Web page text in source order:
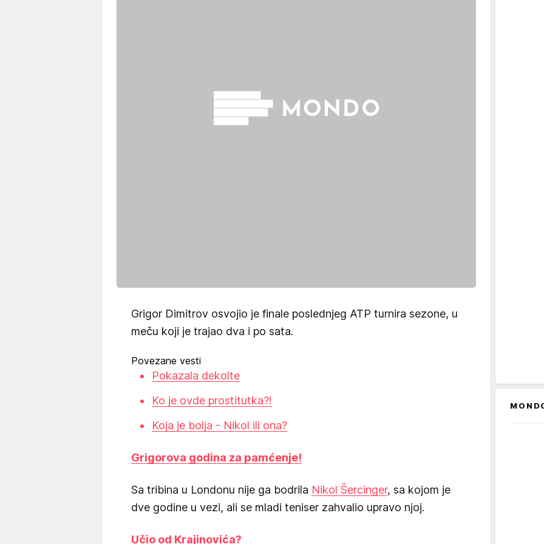
Grigor Dimitrov osvojio je finale poslednjeg ATP turnira sezone, u
meču koji je trajao dva i po sata.
Povezane vesti
Pokazala dekolte
Ko je ovde prostitutka?!
Koja je bolja - Nikol ili ona?
Grigorova godina za pamćenje!
Sa tribina u Londonu nije ga bodrila Nikol Šercinger, sa kojom je
dve godine u vezi, ali se mladi teniser zahvalio upravo njoj.
Učio od Krajinovića?